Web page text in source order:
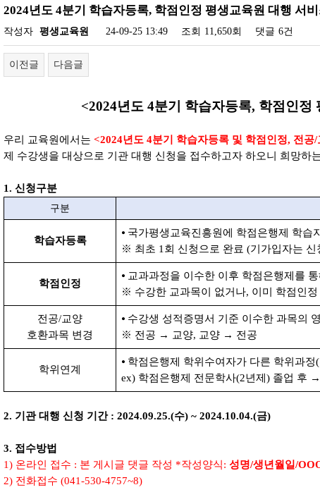
2024년도 4분기 학습자등록, 학점인정 평생교육원 대행 서
작성자 평생교육원 24-09-25 13:49 조회 11,650회 댓글 6건
이전글 다음글
<2024년도 4분기 학습자등록, 학점인정
우리 교육원에서는 <2024년도 4분기 학습자등록 및 학점인정, 전공/
제 수강생을 대상으로 기관 대행 신청을 접수하고자 하오니 희망하
1. 신청구분
구분
학습자등록
⦁ 국가평생교육진흥원에 학점은행제 학습
※ 최초 1 회 신청으로 완료 (기가입자는 신
학점인정
⦁ 교과과정을 이수한 이후 학점은행제를
※ 수강한 교과목이 없거나, 이미 학점인
전공/교양
호환과목 변경
⦁ 수강생 성적증명서 기준 이수한 과목의
※ 전공 → 교양, 교양 → 전공
학위연계
⦁ 학점은행제 학위수여자가 다른 학위과정(
ex) 학점은행제 전문학사(2년제 ) 졸업 후 →
2. 기관 대행 신청 기간 : 2024.09.25.(수) ~ 2024.10.04.(금)
3. 접수방법
1) 온라인 접수 : 본 게시글 댓글 작성 *작성양식: 성명/생년월일/
2) 전화접수 (041-530-4757~8)